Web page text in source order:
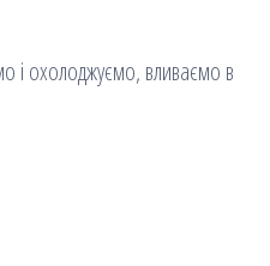
і охолоджуємо, вливаємо в